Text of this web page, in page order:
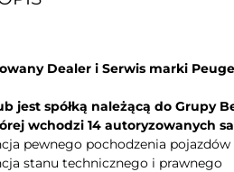
Dealer i Serwis marki
jest spółką należącą do Grupy
wchodzi 14 autoryzowanych
pewnego pochodzenia pojazdów
stanu technicznego i prawnego